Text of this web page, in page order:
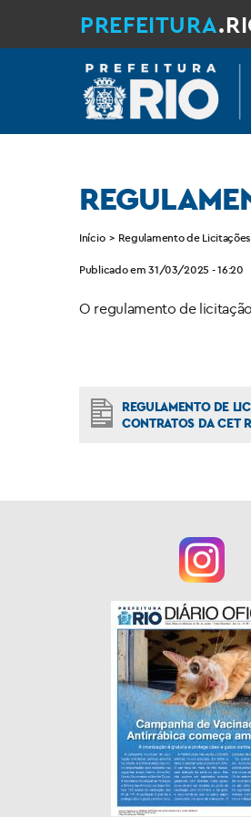
PREFEITURA
Início > Regulamento de
Publicado em 31/03/2025 - 16:20
O regulamento de
REGULAMENTO DE
CONTRATOS DA CET